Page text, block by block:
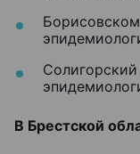
В Брестской